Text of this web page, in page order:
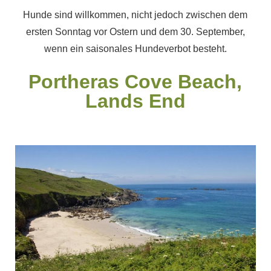
Hunde sind willkommen, nicht jedoch zwischen dem
ersten Sonntag vor Ostern und dem 30. September,
wenn ein saisonales Hundeverbot besteht.
Portheras Cove Beach,
Lands End